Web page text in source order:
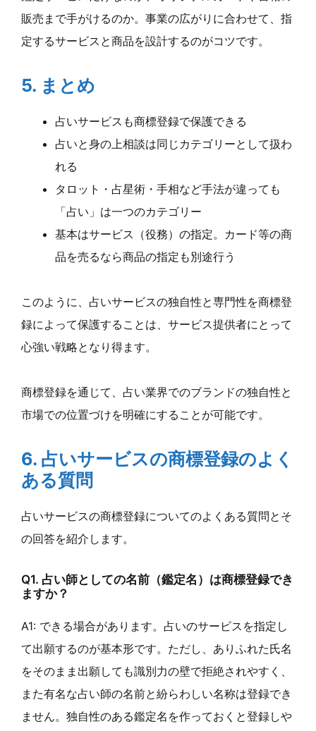
販売まで手がけるのか。事業の広がりに合わせて、指
定するサービスと商品を設計するのがコツです。
5. まとめ
占いサービスも商標登録で保護できる
占いと身の上相談は同じカテゴリーとして扱わ
れる
タロット・占星術・手相など手法が違っても
「占い」は一つのカテゴリー
基本はサービス（役務）の指定。カード等の商
品を売るなら商品の指定も別途行う
このように、占いサービスの独自性と専門性を商標登
録によって保護することは、サービス提供者にとって
心強い戦略となり得ます。
商標登録を通じて、占い業界でのブランドの独自性と
市場での位置づけを明確にすることが可能です。
6. 占いサービスの商標登録のよく
ある質問
占いサービスの商標登録についてのよくある質問とそ
の回答を紹介します。
Q1. 占い師としての名前（鑑定名）は商標登録でき
ますか？
A1: できる場合があります。占いのサービスを指定し
て出願するのが基本形です。ただし、ありふれた氏名
をそのまま出願しても識別力の壁で拒絶されやすく、
また有名な占い師の名前と紛らわしい名称は登録でき
ません。独自性のある鑑定名を作っておくと登録しや